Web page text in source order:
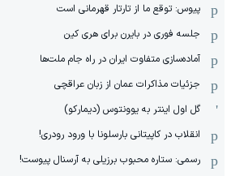
پیوس: توقع ما از تارتار قهرمانی است
جلسه فوری در بایرن برای هری کین
آماده‌سازی متفاوت ایران در راه جام ملت‌ها
جزئیات مذاکرات عمان از زبان عراقچی
گل اول اینتر به یوونتوس (دیمارکو)
انقلاب در کاپیتانی بارسلونا با ورود رودری!
رسمی: ستاره محبوب برزیلی به آرسنال پیوست!